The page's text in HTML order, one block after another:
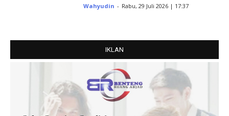
Wahyudin - Rabu, 29 Juli 2026 | 17:37
IKLAN